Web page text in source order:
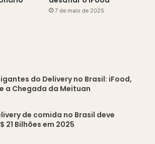
7 de maio de 2025
do Delivery no Brasil: iFood,
a Chegada da Meituan
de comida no Brasil deve
21 Bilhões em 2025